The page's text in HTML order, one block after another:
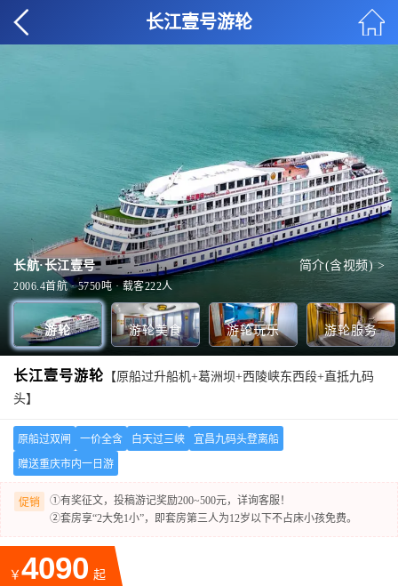
长江壹号游轮
长航·长江壹号 简介(含视频) >
2006.4首航 · 5750吨 · 载客222人
昆仑餐厅 全部美食 >
全部玩乐 >
健身房 全部服务 >
上甲板 全部甲板 >
游轮 游轮美食 游轮玩乐 游轮服务
长江壹号游轮 【原船过升船机+葛洲坝+西陵峡东西段+直抵九码
头】
原船过双闸 一价全含 白天过三峡
宜昌九码头登离船
赠送重庆市内一日游
促销
①有奖征文，投稿游记奖励200~500元，详询客服！
②套房享“2大免1小”，即套房第三人为12岁以下不占床小孩免费。
￥ 4090 起